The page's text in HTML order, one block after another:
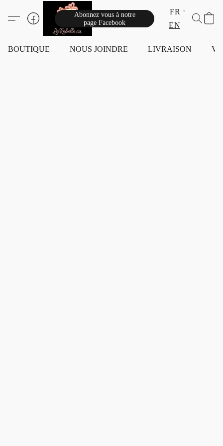
Abonnez vous à notre
page Facebook
FR
EN
BOUTIQUE NOUS JOINDRE LIVRAISON